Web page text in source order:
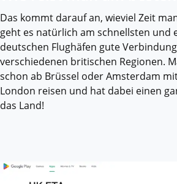
Das kommt darauf an, wieviel Zeit
geht es natürlich am schnellsten und
deutschen Flughäfen gute
verschiedenen britischen Regionen.
schon ab Brüssel oder Amsterdam
London reisen und hat dabei einen
das Land!